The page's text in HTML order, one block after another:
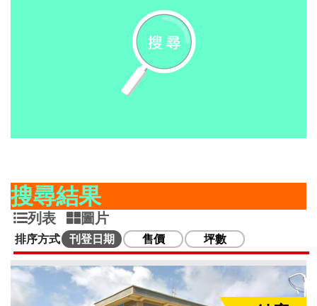
搜尋結果
列表 圖片
排序方式 刊登日期 售價 坪數